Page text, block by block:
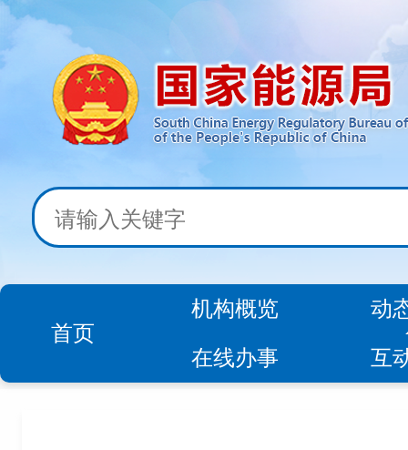
首页
机构概览
动
在线办事
互